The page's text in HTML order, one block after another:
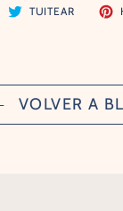
TUITEAR TUITEAR
VOLVER A